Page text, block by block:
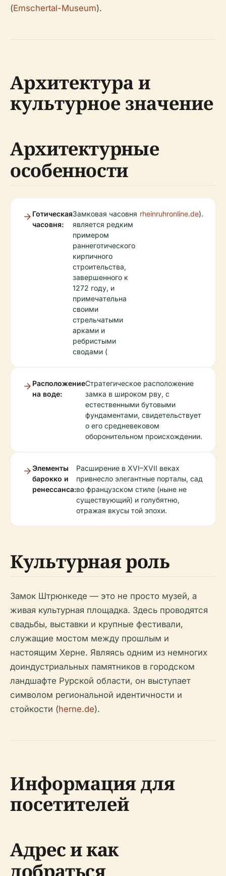
(Emschertal-Museum).
Архитектура и
культурное значение
Архитектурные
особенности
Готическая
часовня:
Замковая часовня
является редким
примером
раннеготического
кирпичного
строительства,
завершенного к
1272 году, и
примечательна
своими
стрельчатыми
арками и
ребристыми
сводами (
rheinruhronline.de).
Расположение
на воде:
Стратегическое расположение
замка в широком рву, с
естественными бутовыми
фундаментами, свидетельствует
о его средневековом
оборонительном происхождении.
Элементы
барокко и
ренессанса:
Расширение в XVI–XVII веках
привнесло элегантные порталы, сад
во французском стиле (ныне не
существующий) и голубятню,
отражая вкусы той эпохи.
Культурная роль
Замок Штрюнкеде — это не просто музей, а
живая культурная площадка. Здесь проводятся
свадьбы, выставки и крупные фестивали,
служащие мостом между прошлым и
настоящим Херне. Являясь одним из немногих
доиндустриальных памятников в городском
ландшафте Рурской области, он выступает
символом региональной идентичности и
стойкости (herne.de).
Информация для
посетителей
Адрес и как
добраться